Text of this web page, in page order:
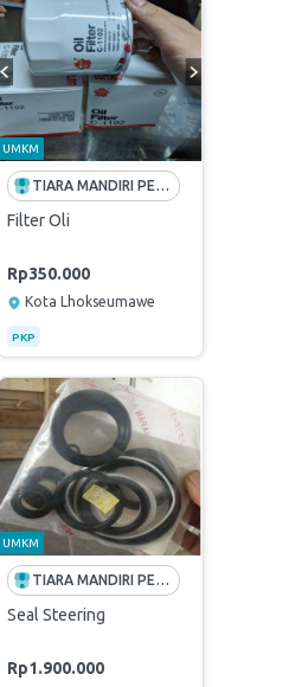
UMKM
TIARA MANDIRI PERKASA
Filter Oli
Rp350.000
Kota Lhokseumawe
PKP
UMKM
TIARA MANDIRI PERKASA
Seal Steering
Rp1.900.000